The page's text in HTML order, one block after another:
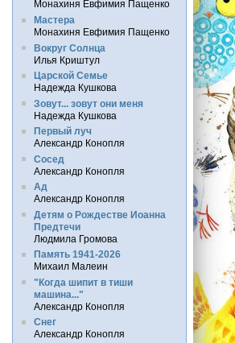
Монахиня Евфимия Пащенко
Мастера
Монахиня Евфимия Пащенко
Вокруг Солнца
Илья Криштул
Царской Семье
Надежда Кушкова
Зовут... зовут они меня
Надежда Кушкова
Первый луч
Александр Конопля
Сосед
Александр Конопля
Ад
Александр Конопля
Детям о Рождестве Иоанна
Предтечи
Людмила Громова
Память 1941-2026
Михаил Малеин
"Когда шипит в тиши
машина..."
Александр Конопля
Снег
Александр Конопля